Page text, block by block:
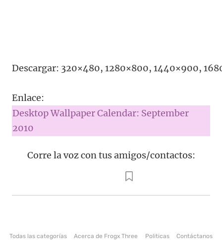
Descargar: 320×480, 1280×800, 1440×900,
Enlace:
Desktop Wallpaper Calendar: September
2010
Corre la voz con tus amigos/contactos:
Todas las categorías Acerca de Frogx Three Politicas Contáctanos